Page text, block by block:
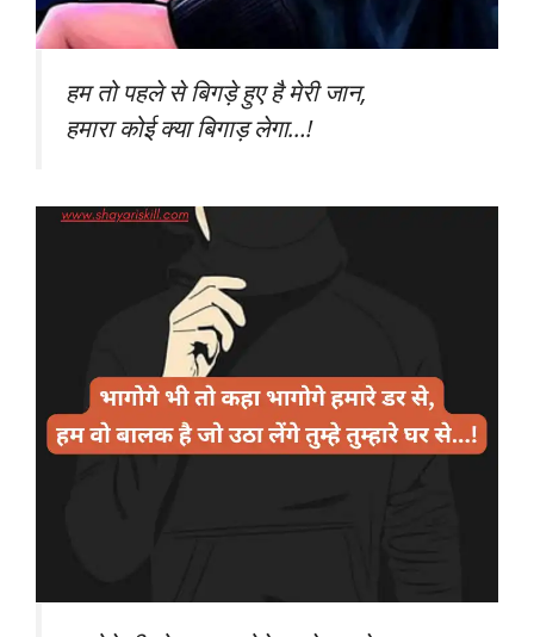
हम तो पहले से बिगड़े हुए है मेरी जान,
हमारा कोई क्या बिगाड़ लेगा…!